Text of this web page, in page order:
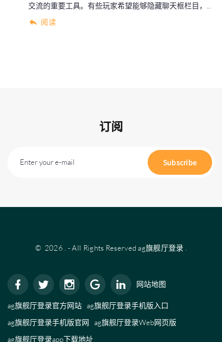
交流的重要工具。有些玩家希望能够隐藏聊天框栏目，...
阅读
订阅
Enter your e-mail Subscribe
© 2026 . - All Rights Reservedag旗舰厅登录 .
网站地图
ag旗舰厅登录官方网站 ag旗舰厅登录手机版入口
ag旗舰厅登录手机版官网
ag旗舰厅登录Web网页版
ag旗舰厅登录app下载地址